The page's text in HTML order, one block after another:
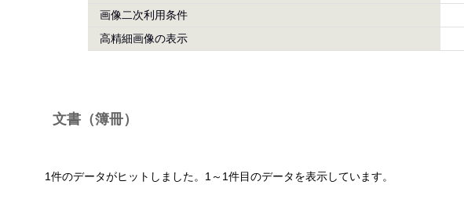
画像二次利用条件
高精細画像の表示
文書（簿冊）
1件のデータがヒットしました。1～1件目のデータを表示しています。